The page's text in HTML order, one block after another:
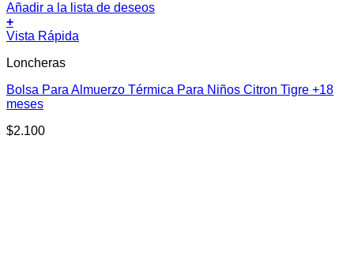
Añadir a la lista de deseos
+
Vista Rápida
Loncheras
Bolsa Para Almuerzo Térmica Para Niños Citron Tigre +18
meses
$2.100